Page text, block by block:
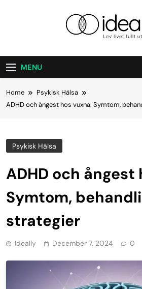
Ideally
MENU
Home
Psykisk Hälsa
ADHD och ångest hos vuxna: Symtom,
Psykisk Hälsa
ADHD och ångest
Symtom,
strategier
Ideally December 7, 2024 0